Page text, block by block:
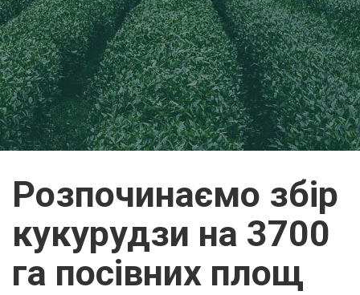
КАР'ЄРА
НОВИНИ
КОНТАКТИ
ЗВ'ЯЗАТИСЯ
Розпочинаємо збір
кукурудзи на 3700
га посівних площ